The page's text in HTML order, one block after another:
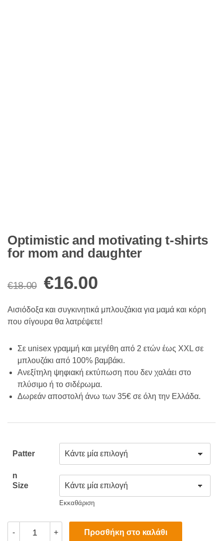
Optimistic and motivating t-shirts
for mom and daughter
€18.00
Original
price
€18.00.
€16.00Η
τρέχουσα
είναι:
€16.00.
Αισιόδοξα και συγκινητικά μπλουζάκια για μαμά και κόρη
που σίγουρα θα λατρέψετε!
Σε unisex γραμμή και μεγέθη από 2 ετών έως XXL σε
μπλουζάκι από 100% βαμβάκι.
Ανεξίτηλη ψηφιακή εκτύπωση που δεν χαλάει στο
πλύσιμο ή το σιδέρωμα.
Δωρεάν αποστολή άνω των 35€ σε όλη την Ελλάδα.
Patter
N
Size
Εκκαθάριση
-
and
+ Προσθήκη στο καλάθι